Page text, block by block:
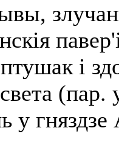
і
(пар.
у